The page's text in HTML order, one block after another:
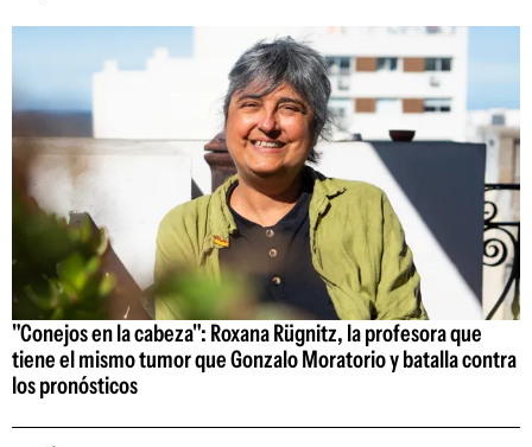
"Conejos en la cabeza": Roxana Rügnitz, la profesora que
tiene el mismo tumor que Gonzalo Moratorio y batalla contra
los pronósticos